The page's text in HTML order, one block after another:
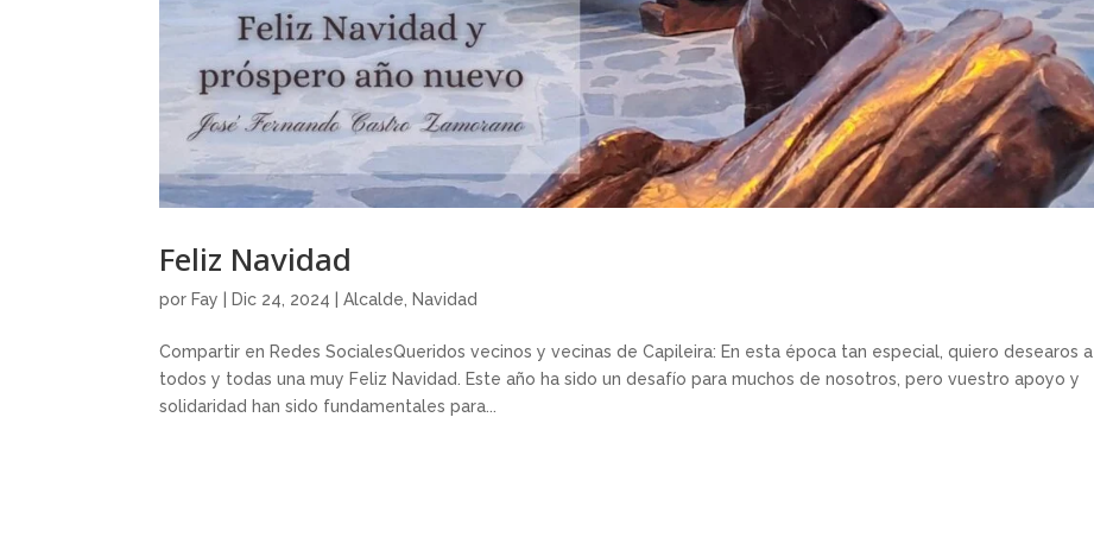
Feliz Navidad
por Fay Dic 24, 2024 |Alcalde Navidad
Compartir en Redes SocialesQueridos vecinos y vecinas de Capileira: En esta época tan especial, quiero desearos a
todos y todas una muy Feliz Navidad. Este año ha sido un desafío para muchos de nosotros, pero vuestro apoyo y
solidaridad han sido fundamentales para...